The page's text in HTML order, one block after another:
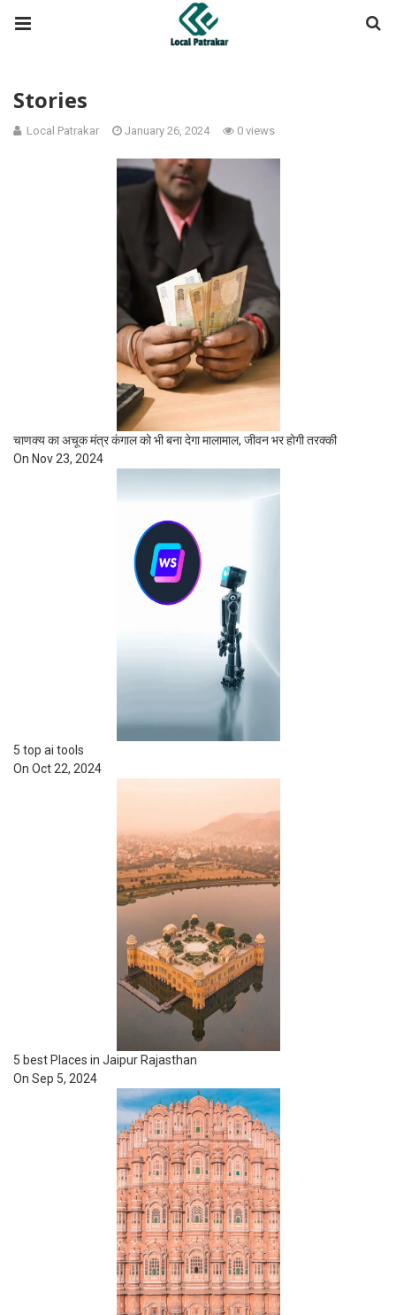
Stories
Local Patrakar January 26, 2024 0 views
चाणक्य का अचूक मंत्र कंगाल को भी बना देगा मालामाल, जीवन भर होगी तरक्की
On Nov 23, 2024
5 top ai tools
On Oct 22, 2024
5 best Places in Jaipur Rajasthan
On Sep 5, 2024